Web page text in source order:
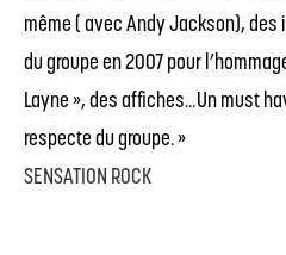
même ( avec Andy Jackson),
du groupe en 2007 pour
Layne », des affiches…Un must
respecte du groupe. »
SENSATION ROCK